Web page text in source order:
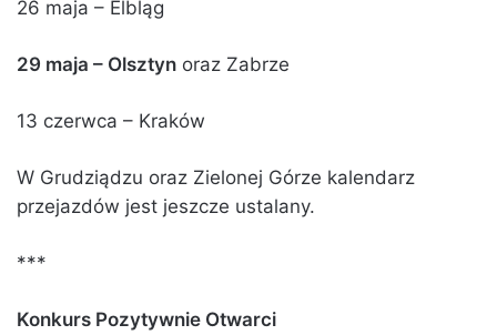
26 maja – Elbląg
29 maja – Olsztyn oraz Zabrze
13 czerwca – Kraków
W Grudziądzu oraz Zielonej Górze kalendarz
przejazdów jest jeszcze ustalany.
***
Konkurs Pozytywnie Otwarci